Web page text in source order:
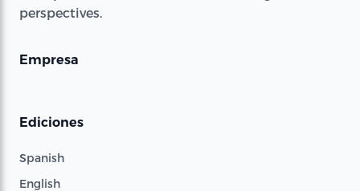
perspectives.
Empresa
Ediciones
Spanish
English